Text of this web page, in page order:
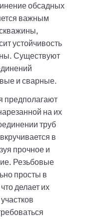
обсадных
важным
устойчивость
Существуют
и сварные.
предполагают
на их
труб
в
прочное и
Резьбовые
просты в
делает их